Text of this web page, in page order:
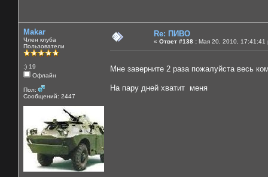
Makar
Член клуба
Пользователи
:) 19
Офлайн
Пол:
Сообщений: 2447
Re: ПИВО
« Ответ #138 : Мая 20, 2010, 17:41:41
Мне заверните 2 раза пожалуйста весь
На пару дней хватит меня